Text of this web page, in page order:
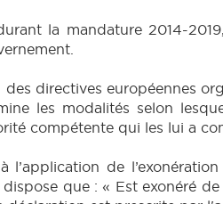
la mandature 2014-
directives européennes
les modalités selon
compétente qui les lui a
de
que : « Est exonéré